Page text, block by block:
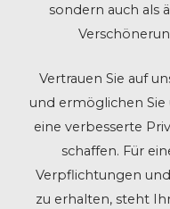
sondern auch als
Vertrauen Sie auf
und ermöglichen Sie
eine verbesserte
schaffen. Für
Verpflichtungen
zu erhalten, steht